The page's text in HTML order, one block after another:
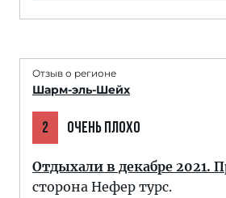
Отзыв о регионе
Шарм-эль-Шейх
2 ОЧЕНЬ ПЛОХО
Отдыхали в декабре
сторона Нефер турс.